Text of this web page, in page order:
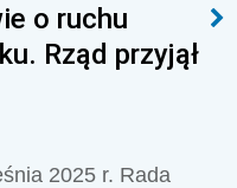
o ruchu
Rząd przyjął
2025 r. Rada